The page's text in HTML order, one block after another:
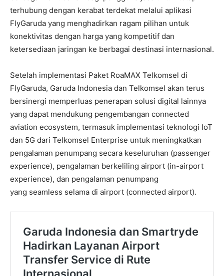
terhubung dengan kerabat terdekat melalui aplikasi
FlyGaruda yang menghadirkan ragam pilihan untuk
konektivitas dengan harga yang kompetitif dan
ketersediaan jaringan ke berbagai destinasi internasional.
Setelah implementasi Paket RoaMAX Telkomsel di
FlyGaruda, Garuda Indonesia dan Telkomsel akan terus
bersinergi memperluas penerapan solusi digital lainnya
yang dapat mendukung pengembangan connected
aviation ecosystem, termasuk implementasi teknologi IoT
dan 5G dari Telkomsel Enterprise untuk meningkatkan
pengalaman penumpang secara keseluruhan (passenger
experience), pengalaman berkeliling airport (in-airport
experience), dan pengalaman penumpang
yang seamless selama di airport (connected airport).